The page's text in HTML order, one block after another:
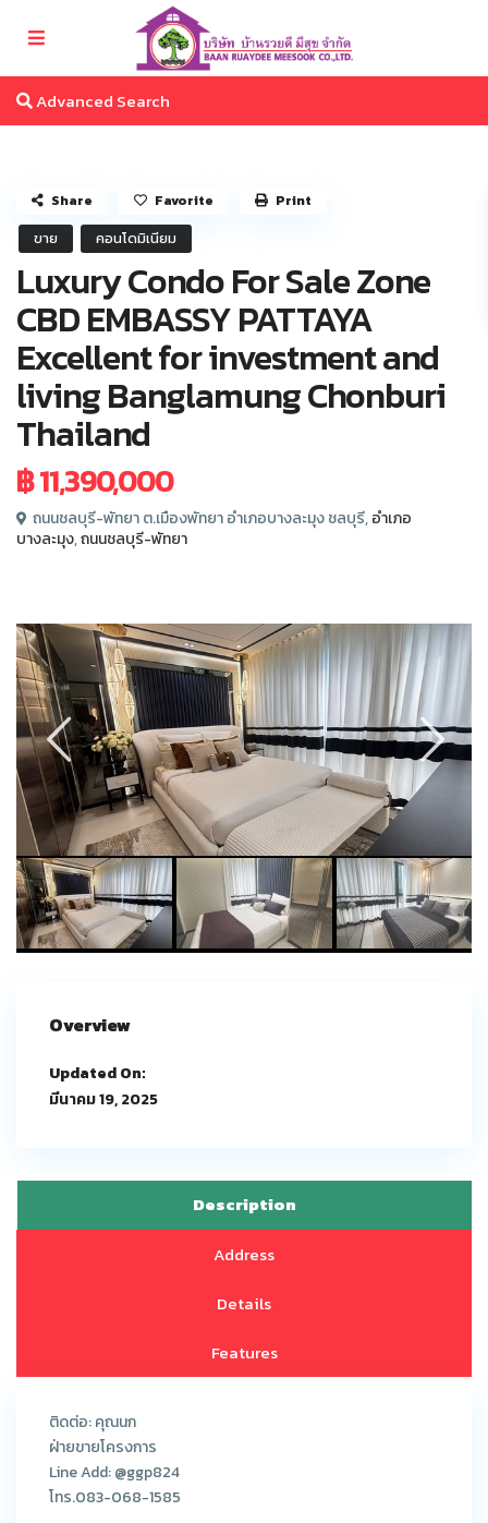
Advanced Search
ขาย คอนโดมิเนียม
Luxury Condo For Sale Zone
CBD EMBASSY PATTAYA
Excellent for investment and
living Banglamung Chonburi
Thailand
฿ 11,390,000
ถนนชลบุรี-พัทยา ต.เมืองพัทยา อำเภอบางละมุง ชลบุรี,อำเภอ
บางละมุง,ถนนชลบุรี-พัทยา
Share Favorite Print
Overview
Updated On:
มีนาคม 19, 2025
Description
Address
Details
Features
ติดต่อ: คุณนก
ฝ่ายขายโครงการ
Line Add: @ggp824
โทร.083-068-1585